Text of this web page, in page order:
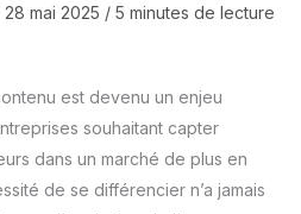
28 mai 2025 / 5 minutes de lecture
est devenu un enjeu
souhaitant capter
dans un marché de plus en
de se différencier n’a jamais